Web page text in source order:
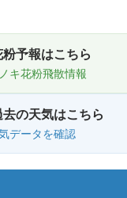
予報はこちら
キ花粉飛散情報
の天気はこちら
データを確認